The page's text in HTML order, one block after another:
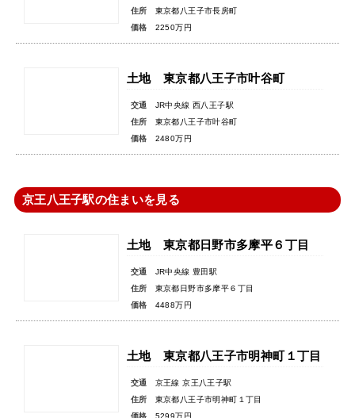
住所
東京都八王子市長房町
価格
2250万円
土地 東京都八王子市叶谷町
交通
JR中央線 西八王子駅
住所
東京都八王子市叶谷町
価格
2480万円
京王八王子駅の住まいを見る
土地 東京都日野市多摩平６丁目
交通
JR中央線 豊田駅
住所
東京都日野市多摩平６丁目
価格
4488万円
土地 東京都八王子市明神町１丁目
交通
京王線 京王八王子駅
住所
東京都八王子市明神町１丁目
価格
5299万円